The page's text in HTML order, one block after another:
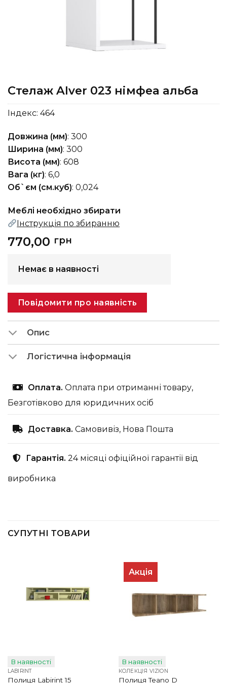
Стелаж Alver 023 німфеа альба
Індекс: 464
Довжина (мм): 300
Ширина (мм): 300
Висота (мм): 608
Вага (кг): 6,0
Об`єм (см.куб): 0,024
Меблі необхідно збирати
Інструкція по збиранню
770,00 грн
Немає в наявності
Повідомити про наявність
Опис
Логістична інформація
Оплата. Оплата при отриманні товару,
Безготівково для юридичних осіб
Доставка. Самовивіз, Нова Пошта
Гарантія. 24 місяці офіційної гарантії від
виробника
СУПУТНІ ТОВАРИ
В наявності
LABIRINT
Полиця Labirint 15
Акція
В наявності
КОЛЕКЦІЯ VIZION
Полиця Teano D